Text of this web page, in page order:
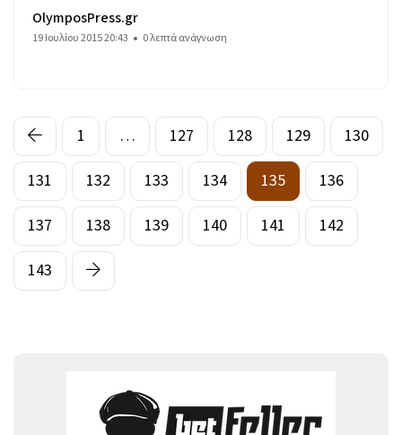
OlymposPress.gr
19 Ιουλίου 2015 20:43 0 λεπτά ανάγνωση
1 … 127 128 129
130
131
132 133 134 135
136
137
138 139 140 141
142
143